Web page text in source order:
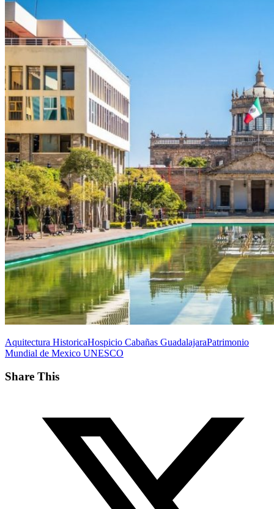
Aquitectura HistoricaHospicio Cabañas GuadalajaraPatrimonio
Mundial de Mexico UNESCO
Share This